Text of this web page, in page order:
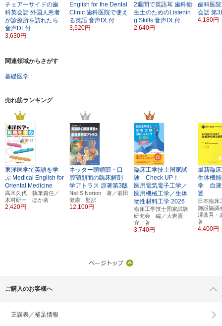
チェアーサイドの歯
科英会話 外国人患者
が診療所を訪れたら
音声DL付
3,630円
English for the Dental
Clinic 歯科医院で使え
る英語 音声DL付
3,520円
2週間で英語耳 歯科衛
生士のためのListenin
g Skills 音声DL付
2,640円
歯科医
会話 第3
4,180円
関連領域からさがす
基礎医学
売れ筋ランキング
東洋医学で英語を学
ぶ Medical English for
Oriental Medicine
高木久代 執筆責任／
木村研一 ほか著
2,420円
ネッター頭頸部・口
腔顎顔面の臨床解剖
学アトラス 原著第3版
Neil S.Norton 著／前田
健康 監訳
12,100円
臨床工学技士国家試
験 Check UP！
医用電気電子工学／
医用機械工学／生体
物性材料工学 2026
臨床工学技士国家試験
研究会 編／大岩照
宜 著
3,740円
最新臨
生体機
学 血液
置
日本臨床
施設協
澤眞吾
著
4,400円
ご購入のお客様へ
正誤表／補足情報